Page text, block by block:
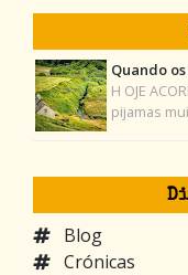
Quando
H OJE
pijamas
Blog
Crónicas